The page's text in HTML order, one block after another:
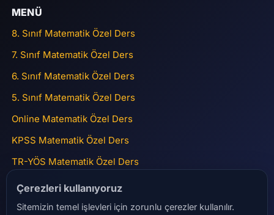
MENÜ
8. Sınıf Matematik Özel Ders
7. Sınıf Matematik Özel Ders
6. Sınıf Matematik Özel Ders
5. Sınıf Matematik Özel Ders
Online Matematik Özel Ders
KPSS Matematik Özel Ders
TR-YÖS Matematik Özel Ders
ADRES
15 Temmuz Mah Gülbahar Caddesi Nurolpark Sitesi No:45
Çerezleri kullanıyoruz
Sitemizin temel işlevleri için zorunlu çerezler kullanılır.